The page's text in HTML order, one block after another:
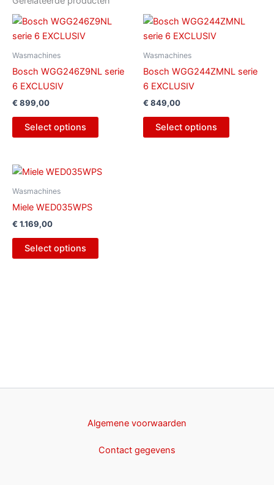
Wasmachines
Bosch WGG246Z9NL serie
6 EXCLUSIV
€ 899,00
Select options
Wasmachines
Bosch WGG244ZMNL serie
6 EXCLUSIV
€ 849,00
Select options
Wasmachines
Miele WED035WPS
€ 1.169,00
Select options
Algemene voorwaarden
Contact gegevens